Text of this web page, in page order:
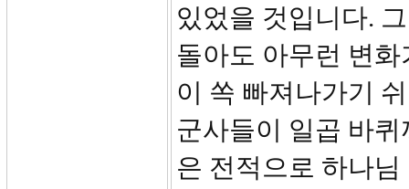
있었을 것입니다.
돌아도 아무런 변
이 쏙 빠져나가기
군사들이 일곱 바
은 전적으로 하나